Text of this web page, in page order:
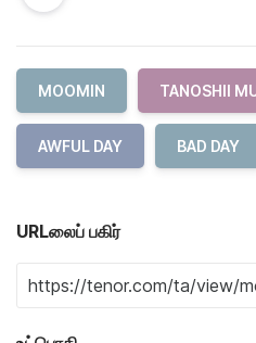
MOOMIN TANOSHII
AWFUL DAY BAD DAY
URLலைப் பகிர்